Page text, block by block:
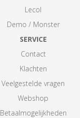
Lecol
Demo / Monster
SERVICE
Contact
Klachten
Veelgestelde vragen
Webshop
Betaalmogelijkheden